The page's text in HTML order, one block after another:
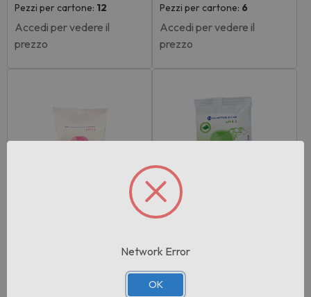
Pezzi per cartone: 12
Accedi per vedere il
prezzo
Pezzi per cartone: 6
Accedi per vedere il
prezzo
Rif:104963
EAN: 8009150117127
Venus Intimo Fresco 12 Sal
Network Error
OK